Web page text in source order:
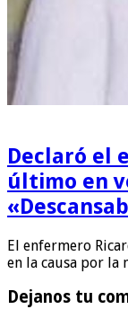
Declaró el
último en
El enfermero
en la causa por
Dejanos tu